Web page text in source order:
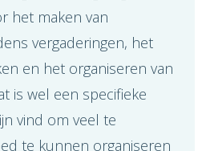
het maken van
vergaderingen, het
en het organiseren van
is wel een specifieke
vind om veel te
te kunnen organiseren